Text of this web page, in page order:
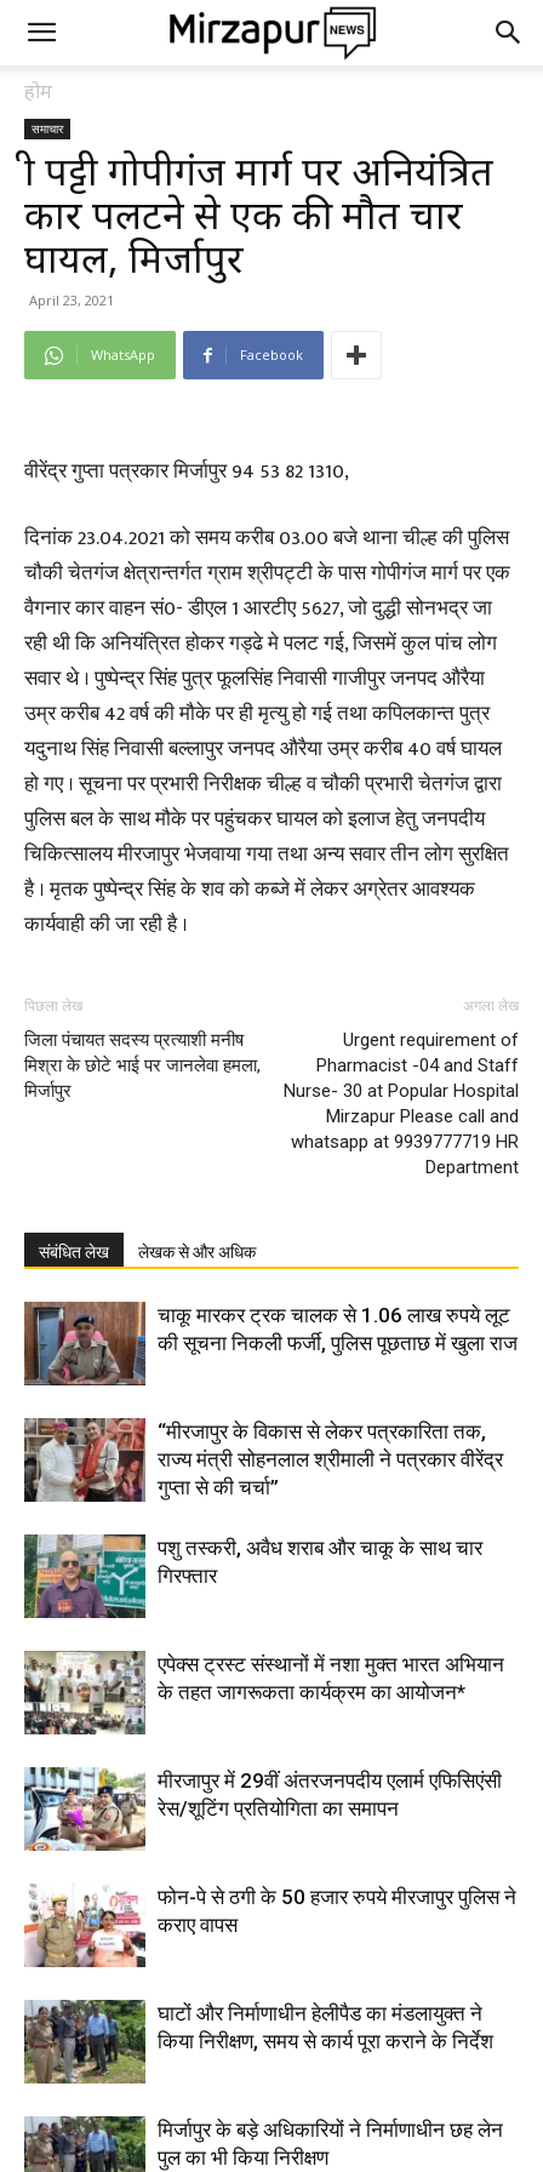
होम
समाचार
श्री पट्टी गोपीगंज मार्ग पर अनियंत्रित
कार पलटने से एक की मौत चार
घायल, मिर्जापुर
April 23, 2021
WhatsApp Facebook
वीरेंद्र गुप्ता पत्रकार मिर्जापुर 94 53 82 1310,
दिनांक 23.04.2021 को समय करीब 03.00 बजे थाना चील्ह की पुलिस
चौकी चेतगंज क्षेत्रान्तर्गत ग्राम श्रीपट्टी के पास गोपीगंज मार्ग पर एक
वैगनार कार वाहन सं0- डीएल 1 आरटीए 5627, जो दुद्धी सोनभद्र जा
रही थी कि अनियंत्रित होकर गड्ढे मे पलट गई, जिसमें कुल पांच लोग
सवार थे । पुष्पेन्द्र सिंह पुत्र फूलसिंह निवासी गाजीपुर जनपद औरैया
उम्र करीब 42 वर्ष की मौके पर ही मृत्यु हो गई तथा कपिलकान्त पुत्र
यदुनाथ सिंह निवासी बल्लापुर जनपद औरैया उम्र करीब 40 वर्ष घायल
हो गए । सूचना पर प्रभारी निरीक्षक चील्ह व चौकी प्रभारी चेतगंज द्वारा
पुलिस बल के साथ मौके पर पहुंचकर घायल को इलाज हेतु जनपदीय
चिकित्सालय मीरजापुर भेजवाया गया तथा अन्य सवार तीन लोग सुरक्षित
है । मृतक पुष्पेन्द्र सिंह के शव को कब्जे में लेकर अग्रेतर आवश्यक
कार्यवाही की जा रही है ।
पिछला लेख
जिला पंचायत सदस्य प्रत्याशी मनीष
मिश्रा के छोटे भाई पर जानलेवा हमला,
मिर्जापुर
अगला लेख
Urgent requirement of
Pharmacist -04 and Staff
Nurse- 30 at Popular Hospital
Mirzapur Please call and
whatsapp at 9939777719 HR
Department
संबंधित लेख लेखक से और अधिक
चाकू मारकर ट्रक चालक से 1.06 लाख रुपये लूट
की सूचना निकली फर्जी, पुलिस पूछताछ में खुला राज
“मीरजापुर के विकास से लेकर पत्रकारिता तक,
राज्य मंत्री सोहनलाल श्रीमाली ने पत्रकार वीरेंद्र
गुप्ता से की चर्चा”
पशु तस्करी, अवैध शराब और चाकू के साथ चार
गिरफ्तार
एपेक्स ट्रस्ट संस्थानों में नशा मुक्त भारत अभियान
के तहत जागरूकता कार्यक्रम का आयोजन*
मीरजापुर में 29वीं अंतरजनपदीय एलार्म एफिसिएंसी
रेस/शूटिंग प्रतियोगिता का समापन
फोन-पे से ठगी के 50 हजार रुपये मीरजापुर पुलिस ने
कराए वापस
घाटों और निर्माणाधीन हेलीपैड का मंडलायुक्त ने
किया निरीक्षण, समय से कार्य पूरा कराने के निर्देश
मिर्जापुर के बड़े अधिकारियों ने निर्माणाधीन छह लेन
पुल का भी किया निरीक्षण